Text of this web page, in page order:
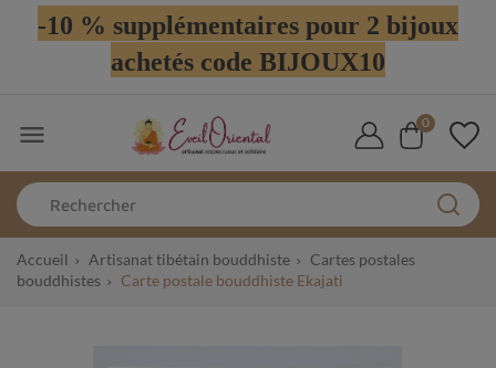
-10 % supplémentaires pour 2 bijoux
achetés code BIJOUX10
 0
Accueil Artisanat tibétain bouddhiste
Cartes postales
bouddhistes
Carte postale bouddhiste Ekajati